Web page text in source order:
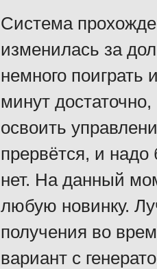
Система
изменилась за
немного поиграть
минут
освоить
прервётся, и
нет. На данный
любую новинку.
получения во
вариант с